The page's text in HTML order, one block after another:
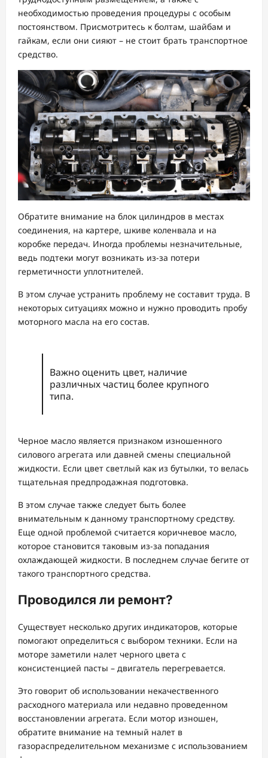
необходимостью проведения процедуры с особым
постоянством. Присмотритесь к болтам, шайбам и
гайкам, если они сияют – не стоит брать транспортное
средство.
Обратите внимание на блок цилиндров в местах
соединения, на картере, шкиве коленвала и на
коробке передач. Иногда проблемы незначительные,
ведь подтеки могут возникать из-за потери
герметичности уплотнителей.
В этом случае устранить проблему не составит труда. В
некоторых ситуациях можно и нужно проводить пробу
моторного масла на его состав.
Важно оценить цвет, наличие
различных частиц более крупного
типа.
Черное масло является признаком изношенного
силового агрегата или давней смены специальной
жидкости. Если цвет светлый как из бутылки, то велась
тщательная предпродажная подготовка.
В этом случае также следует быть более
внимательным к данному транспортному средству.
Еще одной проблемой считается коричневое масло,
которое становится таковым из-за попадания
охлаждающей жидкости. В последнем случае бегите от
такого транспортного средства.
Проводился ли ремонт?
Существует несколько других индикаторов, которые
помогают определиться с выбором техники. Если на
моторе заметили налет черного цвета с
консистенцией пасты – двигатель перегревается.
Это говорит об использовании некачественного
расходного материала или недавно проведенном
восстановлении агрегата. Если мотор изношен,
обратите внимание на темный налет в
газораспределительном механизме с использованием